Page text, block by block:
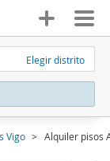
Elegir distrito
Vigo Alquiler pisos